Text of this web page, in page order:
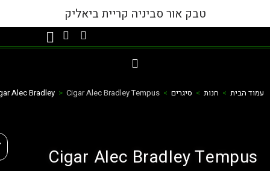
טבק אור סביניה קריית ביאליק
הבית > חנות > סיגרים >
Cigar Alec Bradley > Cigar Alec Bradley Tempus
Cigar Alec Bradley Tempus